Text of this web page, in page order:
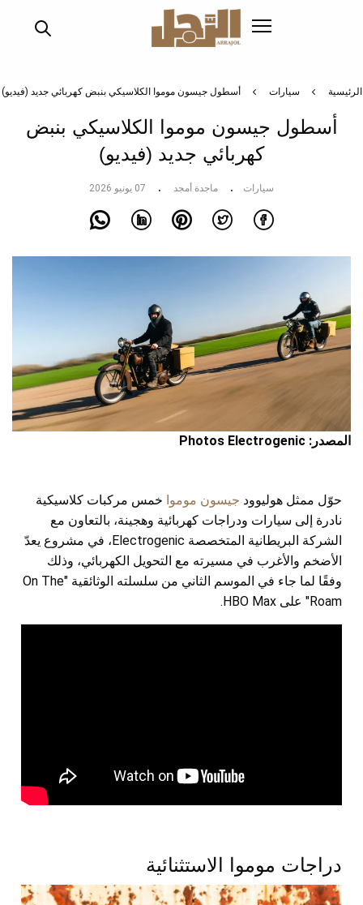
الرئيسية سيارات أسطول جيسون موموا الكلاسيكي بنبض كهربائي جديد (فيديو)
أسطول جيسون موموا الكلاسيكي بنبض
كهربائي جديد (فيديو)
سيارات ماجدة أمجد 07 يونيو 2026
المصدر: Photos Electrogenic
حوّل ممثل هوليوود جيسون موموا خمس مركبات كلاسيكية
نادرة إلى سيارات ودراجات كهربائية وهجينة، بالتعاون مع
الشركة البريطانية المتخصصة Electrogenic، في مشروع يعدّ
الأضخم والأغرب في مسيرته مع التحويل الكهربائي، وذلك
وفقًا لما جاء في الموسم الثاني من سلسلته الوثائقية "On The
Roam" على HBO Max.
دراجات موموا الاستثنائية